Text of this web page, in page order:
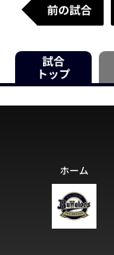
前の試合
試合
トップ
ホーム